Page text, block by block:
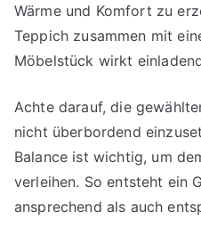
Wärme und Komfort zu
Teppich zusammen mit
Möbelstück wirkt
Achte darauf, die
nicht überbordend
Balance ist wichtig, um
verleihen. So entsteht ein
ansprechend als auch